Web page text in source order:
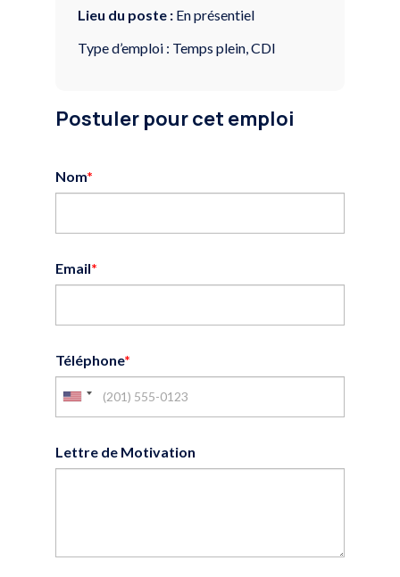
Lieu du poste : En présentiel
Type d’emploi : Temps plein, CDI
Postuler pour cet emploi
Nom*
Email*
Téléphone*
Lettre de Motivation